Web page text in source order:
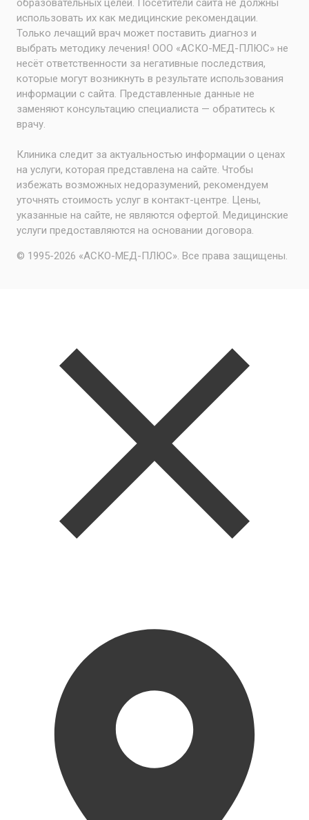
образовательных целей. Посетители сайта не должны
использовать их как медицинские рекомендации.
Только лечащий врач может поставить диагноз и
выбрать методику лечения! ООО «АСКО-МЕД-ПЛЮС» не
несёт ответственности за негативные последствия,
которые могут возникнуть в результате использования
информации с сайта. Представленные данные не
заменяют консультацию специалиста — обратитесь к
врачу.
Клиника следит за актуальностью информации о ценах
на услуги, которая представлена на сайте. Чтобы
избежать возможных недоразумений, рекомендуем
уточнять стоимость услуг в контакт-центре. Цены,
указанные на сайте, не являются офертой. Медицинские
услуги предоставляются на основании договора.
© 1995-2026 «АСКО-МЕД-ПЛЮС». Все права защищены.